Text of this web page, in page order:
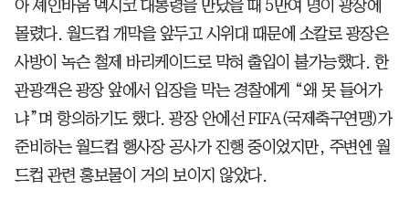
아 셰인바움 멕시코 대통령을 만났을 때 5만여 명이 광장에
몰렸다. 월드컵 개막을 앞두고 시위대 때문에 소칼로 광장은
사방이 녹슨 철제 바리케이드로 막혀 출입이 불가능했다. 한
관광객은 광장 앞에서 입장을 막는 경찰에게 “왜 못 들어가
냐”며 항의하기도 했다. 광장 안에선 FIFA(국제축구연맹)가
준비하는 월드컵 행사장 공사가 진행 중이었지만, 주변엔 월
드컵 관련 홍보물이 거의 보이지 않았다.